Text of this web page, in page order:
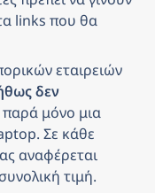
links που θα
εταιρειών
δεν
παρά μόνο μια
Σε κάθε
αναφέρεται
τιμή.